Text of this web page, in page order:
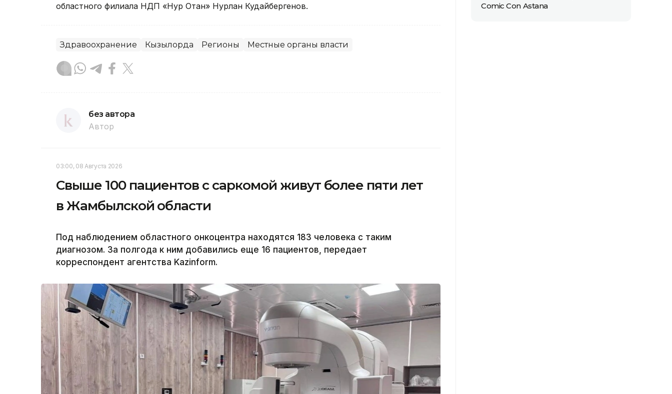
областного филиала НДП «Нур Отан» Нурлан Кудайбергенов.
Здравоохранение Кызылорда Регионы Местные органы власти
без автора
Автор
03:00, 08 Августа 2026
Свыше 100 пациентов с саркомой живут более пяти лет
в Жамбылской области
Под наблюдением областного онкоцентра находятся 183 человека с таким
диагнозом. За полгода к ним добавились еще 16 пациентов, передает
корреспондент агентства Kazinform.
Comic Con Astana